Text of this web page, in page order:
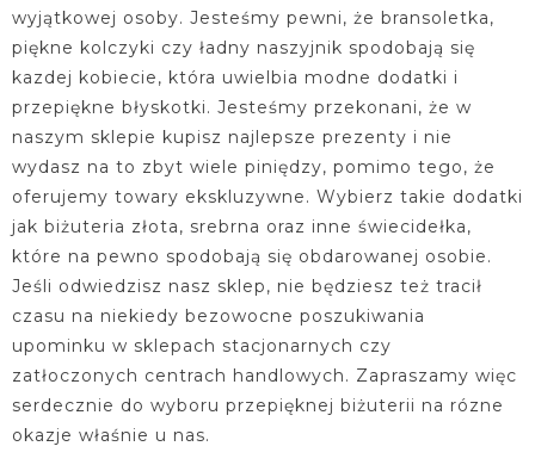
wyjątkowej osoby. Jesteśmy pewni, że bransoletka,
piękne kolczyki czy ładny naszyjnik spodobają się
kazdej kobiecie, która uwielbia modne dodatki i
przepiękne błyskotki. Jesteśmy przekonani, że w
naszym sklepie kupisz najlepsze prezenty i nie
wydasz na to zbyt wiele piniędzy, pomimo tego, że
oferujemy towary ekskluzywne. Wybierz takie dodatki
jak biżuteria złota, srebrna oraz inne świecidełka,
które na pewno spodobają się obdarowanej osobie.
Jeśli odwiedzisz nasz sklep, nie będziesz też tracił
czasu na niekiedy bezowocne poszukiwania
upominku w sklepach stacjonarnych czy
zatłoczonych centrach handlowych. Zapraszamy więc
serdecznie do wyboru przepięknej biżuterii na rózne
okazje właśnie u nas.